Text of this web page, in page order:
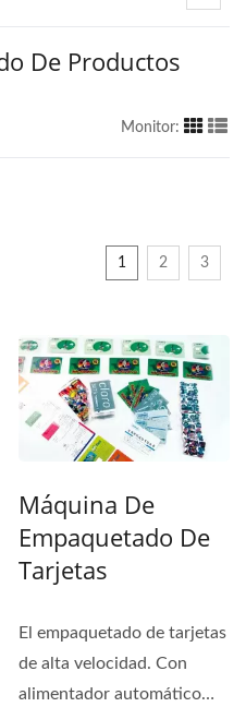
De Productos
Monitor:
1 2 3
Máquina De
Empaquetado De
Tarjetas
El empaquetado de tarjetas
de alta velocidad. Con
alimentador automático